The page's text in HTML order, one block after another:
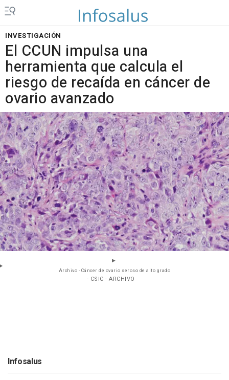
INVESTIGACIÓN
El CCUN impulsa una
herramienta que calcula el
riesgo de recaída en cáncer de
ovario avanzado
Archivo - Cáncer de ovario seroso de alto grado
- CSIC - ARCHIVO
Infosalus